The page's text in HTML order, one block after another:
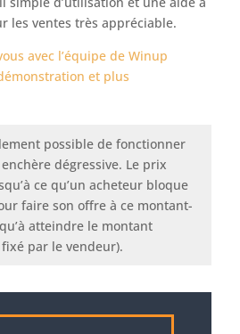
les ventes très appréciable.
avec l’équipe de Winup
et plus
possible de fonctionner
dégressive. Le prix
ce qu’un acheteur bloque
faire son offre à ce montant-
atteindre le montant
par le vendeur).